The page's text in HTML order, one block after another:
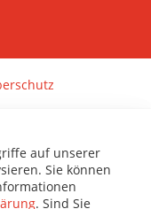
auf unserer
Sie können
. Sind Sie